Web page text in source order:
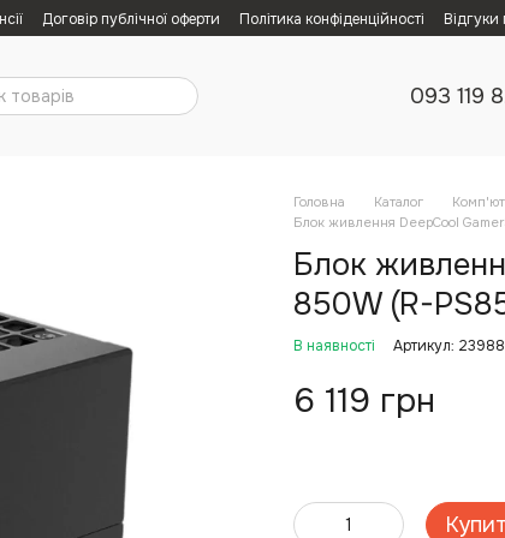
Договір публічної оферти Політика конфіденційності
093 119
Головна Каталог
Блок живлення DeepCool
Блок
850W (R-
В наявності Артикул:
6 119 грн